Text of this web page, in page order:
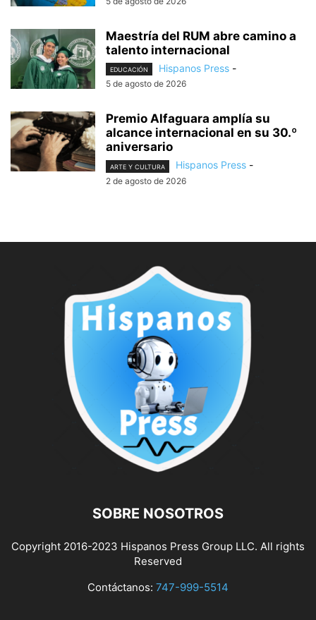
Maestría del RUM abre camino a
talento internacional
EDUCACIÓN Hispanos Press -
5 de agosto de 2026
Premio Alfaguara amplía su
alcance internacional en su 30.º
aniversario
ARTE Y CULTURA Hispanos Press -
2 de agosto de 2026
SOBRE NOSOTROS
Copyright 2016-2023 Hispanos Press Group LLC. All rights
Reserved
Contáctanos: 747-999-5514